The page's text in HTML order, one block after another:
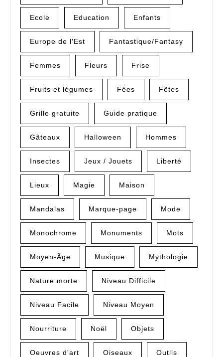
Ecole Education Enfants
Europe de l'Est Fantastique/Fantasy
Femmes Fleurs Frise
Fruits et légumes Fées Fêtes
Grille gratuite Guide pratique
Gâteaux Halloween Hommes
Insectes Jeux / Jouets Liberté
Lieux Magie Maison
Mandalas Marque-page Mode
Monochrome Monuments Mots
Moyen-Âge Musique Mythologie
Nature morte Niveau Difficile
Niveau Facile Niveau Moyen
Nourriture Noël Objets
Oeuvres d'art Oiseaux Outils